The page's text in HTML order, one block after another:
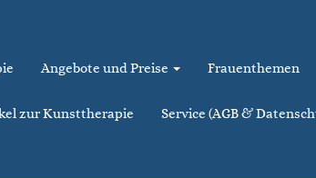
Angebote und Preise Frauenthemen
zur Kunsttherapie Service (AGB &